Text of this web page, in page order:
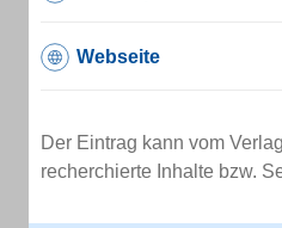
Webseite
Der Eintrag kann vom
recherchierte Inhalte bzw.